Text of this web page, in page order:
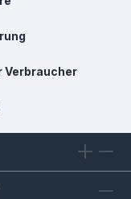
Verbraucher